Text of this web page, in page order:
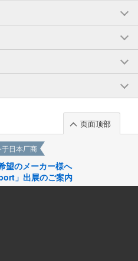
页面顶部
于日本厂商
望のメーカー様へ
」出展のご案内